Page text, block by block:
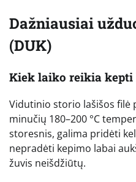
Dažniausiai
(DUK)
Kiek laiko reikia kepti
Vidutinio storio lašišos filė
minučių 180–200 °C
storesnis, galima pridėti
nepradėti kepimo labai
žuvis neišdžiūtų.